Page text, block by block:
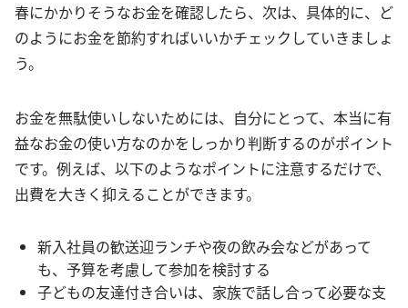
春にかかりそうなお金を確認したら、次は、具体的に、ど
のようにお金を節約すればいいかチェックしていきましょ
う。
お金を無駄使いしないためには、自分にとって、本当に有
益なお金の使い方なのかをしっかり判断するのがポイント
です。例えば、以下のようなポイントに注意するだけで、
出費を大きく抑えることができます。
新入社員の歓送迎ランチや夜の飲み会などがあって
も、予算を考慮して参加を検討する
子どもの友達付き合いは、家族で話し合って必要な支